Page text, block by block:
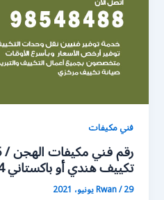
فني مكيفات
تكييف هندي أو باكستاني 24 ساعة
Rwan/29 يونيو، 2021